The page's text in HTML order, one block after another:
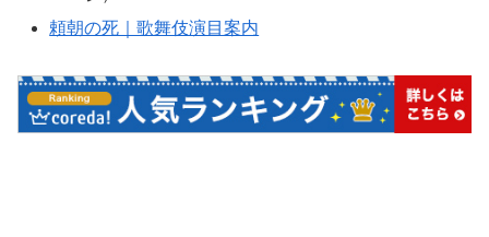
頼朝の死｜歌舞伎演目案内